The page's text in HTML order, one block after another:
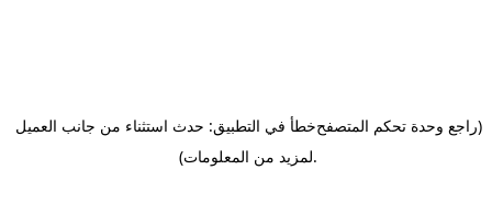
خطأ في التطبيق: حدث استثناء من جانب العميل(راجع وحدة تحكم المتصفح
لمزيد من المعلومات).